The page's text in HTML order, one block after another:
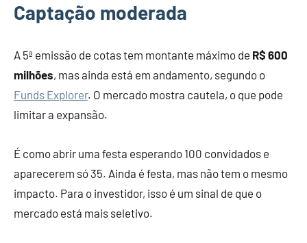
Captação moderada
A 5ª emissão de cotas tem montante máximo de R$ 600
milhões, mas ainda está em andamento, segundo o
Funds Explorer. O mercado mostra cautela, o que pode
limitar a expansão.
É como abrir uma festa esperando 100 convidados e
aparecerem só 35. Ainda é festa, mas não tem o mesmo
impacto. Para o investidor, isso é um sinal de que o
mercado está mais seletivo.